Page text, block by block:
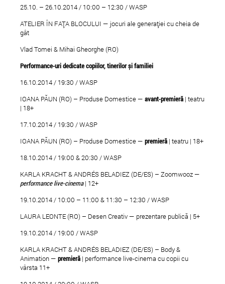
25.10. – 26.10.2014 / 10:00 – 12:30 / WASP
ATELIER ÎN FAȚA BLOCULUI — jocuri ale generației cu cheia de
gât
Vlad Tomei & Mihai Gheorghe (RO)
Performance-uri dedicate copiilor, tinerilorși familiei
16.10.2014 / 19:30 / WASP
IOANA PĂUN (RO) – Produse Domestice — avant-premieră | teatru
| 18+
17.10.2014 / 19:30 / WASP
IOANA PĂUN (RO) – Produse Domestice — premieră | teatru | 18+
18.10.2014 / 19:00 & 20:30 / WASP
KARLA KRACHT & ANDRÉS BELADIEZ (DE/ES) – Zoomwooz —
performance live-cinema| 12+
19.10.2014 / 10:00 – 11:00 & 11:30 – 12:30 / WASP
LAURA LEONTE (RO) – Desen Creativ — prezentare publică | 5+
19.10.2014 / 19:00 / WASP
KARLA KRACHT & ANDRÉS BELADIEZ (DE/ES) – Body &
Animation — premieră | performance live-cinema cu copii cu
vârsta 11+